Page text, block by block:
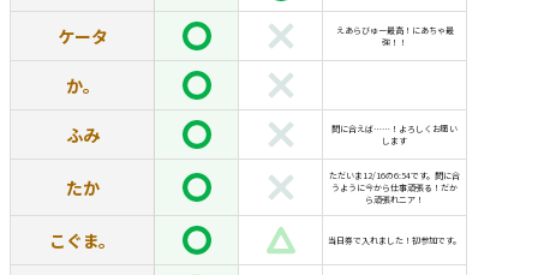
ケータ
えあらびゅー最高！にあちゃ最
強！！
か。
ふみ
間に合えば……！よろしくお願い
します
たか
ただいま12/16の6:54です。間に合
うように今から仕事頑張る！だか
ら頑張れニア！
こぐま。 当日券で入れました！初参加です。